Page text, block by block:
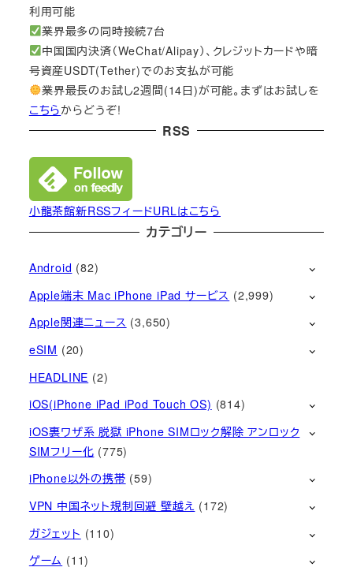
利用可能
業界最多の同時接続7台
中国国内決済（WeChat/Alipay）、クレジットカードや暗
号資産USDT(Tether)でのお支払が可能
業界最長のお試し2週間(14日)が可能。まずはお試しを
こちらからどうぞ!
RSS
小龍茶館新RSSフィードURLはこちら
カテゴリー
Android (82)
Apple端末 Mac iPhone iPad サービス (2,999)
Apple関連ニュース (3,650)
eSIM (20)
HEADLINE (2)
iOS(iPhone iPad iPod Touch OS) (814)
iOS裏ワザ系 脱獄 iPhone SIMロック解除 アンロック
SIMフリー化 (775)
iPhone以外の携帯 (59)
VPN 中国ネット規制回避 壁越え (172)
ガジェット (110)
ゲーム (11)